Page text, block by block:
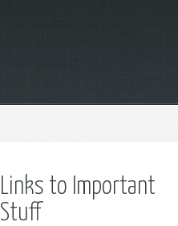
Links to Important
Stuff